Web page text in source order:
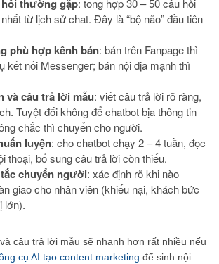
thường gặp: tổng hợp 30 – 50 câu hỏi
từ lịch sử chat. Đây là “bộ não” đầu tiên
phù hợp kênh bán: bán trên Fanpage thì
kết nối Messenger; bán nội địa mạnh thì
và câu trả lời mẫu: viết câu trả lời rõ ràng,
Tuyệt đối không để chatbot bịa thông tin
chắc thì chuyển cho người.
luyện: cho chatbot chạy 2 – 4 tuần, đọc
thoại, bổ sung câu trả lời còn thiếu.
chuyển người: xác định rõ khi nào
giao cho nhân viên (khiếu nại, khách bức
lớn).
câu trả lời mẫu sẽ nhanh hơn rất nhiều nếu
cụ AI tạo content marketing để sinh nội